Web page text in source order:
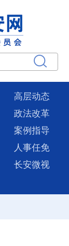
高层动态
政法改革
案例指导
人事任免
长安微视